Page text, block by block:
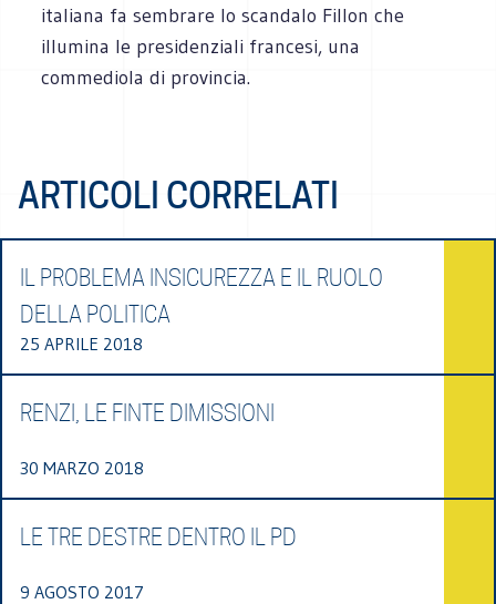
italiana fa sembrare lo scandalo Fillon che
illumina le presidenziali francesi, una
commediola di provincia.
ARTICOLI CORRELATI
IL PROBLEMA INSICUREZZA E IL RUOLO
DELLA POLITICA
25 APRILE 2018
RENZI, LE FINTE DIMISSIONI
30 MARZO 2018
LE TRE DESTRE DENTRO IL PD
9 AGOSTO 2017